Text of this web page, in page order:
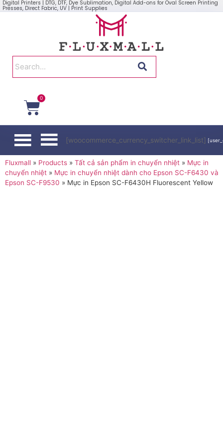
Digital Printers | DTG, DTF, Dye Sublimation, Digital Add-ons for Oval Screen Printing
Presses, Direct Fabric, UV | Print Supplies
0
[woocommerce_currency_switcher_link_list]
Fluxmall » Products » Tất cả sản phẩm in chuyển nhiệt » Mực in
chuyển nhiệt » Mực in chuyển nhiệt dành cho Epson SC-F6430 và
Epson SC-F9530 » Mực in Epson SC-F6430H Fluorescent Yellow